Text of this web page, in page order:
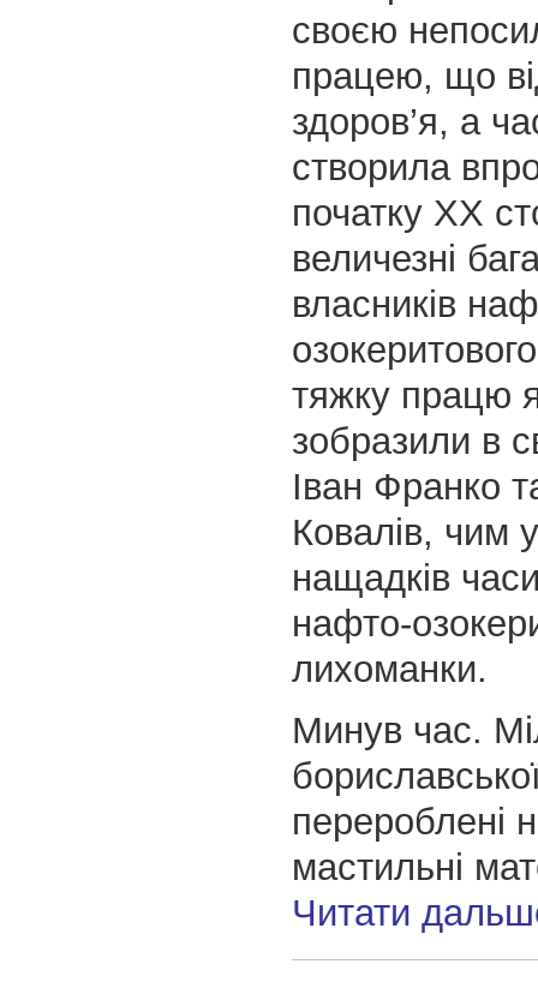
своєю
працею, що
здоров’я, а
створила
початку ХХ
величезні
власників
тяжку працю
зобразили в
Іван Франко
Ковалів, чим
нащадків
нафто-
лихоманки.
Минув час.
перероблені
мастильні
Читати